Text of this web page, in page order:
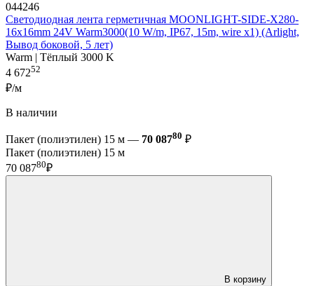
044246
Светодиодная лента герметичная MOONLIGHT-SIDE-X280-
16x16mm 24V Warm3000(10 W/m, IP67, 15m, wire x1) (Arlight,
Вывод боковой, 5 лет)
Warm | Тёплый 3000 K
4 67252
₽/м
В наличии
Пакет (полиэтилен) 15 м — 70 08780 ₽
Пакет (полиэтилен) 15 м
70 08780₽
В корзину